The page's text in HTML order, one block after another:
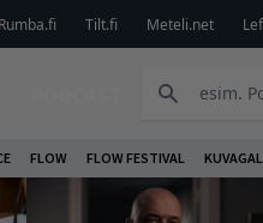
Rumba.fi Tilt.fi Meteli.net
FLOW FLOW FESTIVAL